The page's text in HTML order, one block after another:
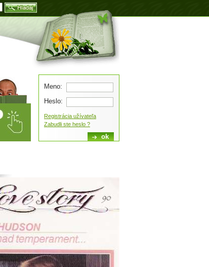
Meno:
Heslo:
Registrácia užívateľa
Zabudli ste heslo ?